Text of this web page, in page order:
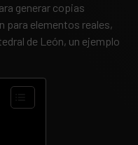
generar copias
para elementos reales,
de León, un ejemplo